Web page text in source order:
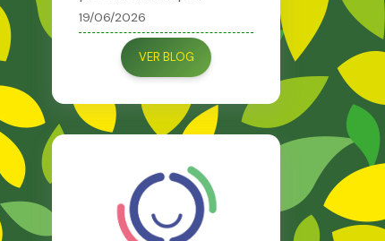
19/06/2026
VER BLOG